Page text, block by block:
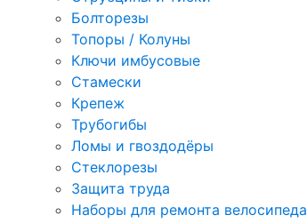
Болторезы
Топоры / Колуны
Ключи имбусовые
Стамески
Крепеж
Трубогибы
Ломы и гвоздодёры
Стеклорезы
Защита труда
Наборы для ремонта велосипеда